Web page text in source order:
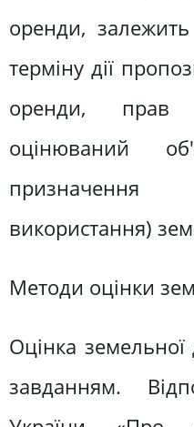
оренди,
терміну дії
оренди,
оцінюваний
використання)
Методи оцінки
Оцінка
завданням.